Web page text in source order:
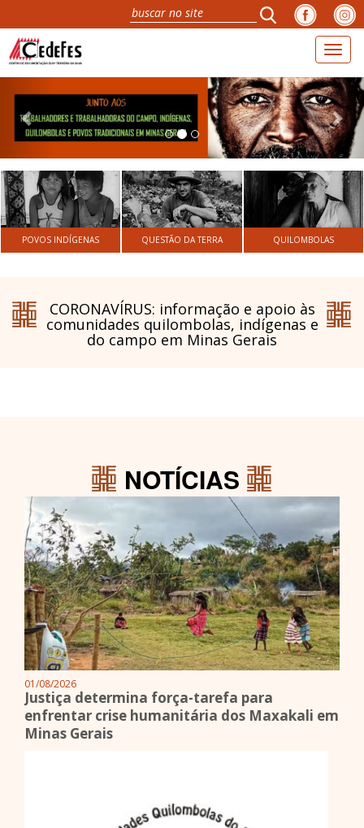
POVOS INDÍGENAS QUESTÃO DA TERRA QUILOMBOLAS
CORONAVÍRUS: informação e apoio às
comunidades quilombolas, indígenas e
do campo em Minas Gerais
NOTÍCIAS
01/08/2026
Justiça determina força-tarefa para
enfrentar crise humanitária dos Maxakali em
Minas Gerais